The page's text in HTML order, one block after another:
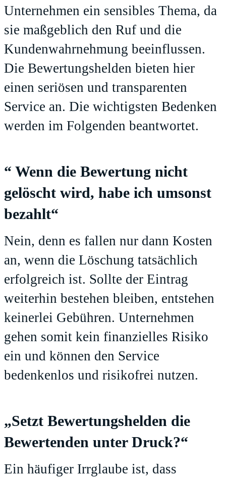
Unternehmen ein sensibles Thema, da
sie maßgeblich den Ruf und die
Kundenwahrnehmung beeinflussen.
Die Bewertungshelden bieten hier
einen seriösen und transparenten
Service an. Die wichtigsten Bedenken
werden im Folgenden beantwortet.
“ Wenn die Bewertung nicht
gelöscht wird, habe ich umsonst
bezahlt“
Nein, denn es fallen nur dann Kosten
an, wenn die Löschung tatsächlich
erfolgreich ist. Sollte der Eintrag
weiterhin bestehen bleiben, entstehen
keinerlei Gebühren. Unternehmen
gehen somit kein finanzielles Risiko
ein und können den Service
bedenkenlos und risikofrei nutzen.
„Setzt Bewertungshelden die
Bewertenden unter Druck?“
Ein häufiger Irrglaube ist, dass